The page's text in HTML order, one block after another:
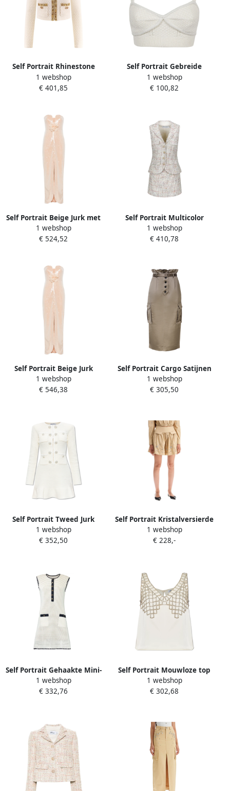
Self Portrait Rhinestone
Profiel Cardigan Beige
Dames
1 webshop
€ 401,85
Self Portrait Gebreide
Bralette Top Beige Dames
1 webshop
€ 100,82
Self Portrait Beige Jurk met
Stijl Beige Dames
1 webshop
€ 524,52
Self Portrait Multicolor
Tweed Mini Jurk Beige
Dames
1 webshop
€ 410,78
Self Portrait Beige Jurk
Aw24 Damesmode Beige
Dames
1 webshop
€ 546,38
Self Portrait Cargo Satijnen
Rok Army Green Beige
Dames
1 webshop
€ 305,50
Self Portrait Tweed Jurk
Beige Dames
1 webshop
€ 352,50
Self Portrait Kristalversierde
Poplin Mini Rok Beige
Dames
1 webshop
€ 228,-
Self Portrait Gehaakte Mini-
jurk Beige Dames
1 webshop
€ 332,76
Self Portrait Mouwloze top
Beige Dames
1 webshop
€ 302,68